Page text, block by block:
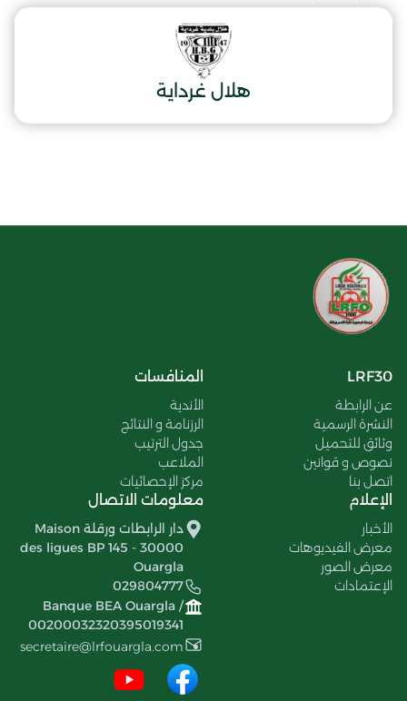
هلال غرداية
LRF30
عن الرابطة
النشرة الرسمية
وثائق للتحميل
نصوص و قوانين
اتصل بنا
المنافسات
الأندية
الرزنامة و النتائج
جدول الترتيب
الملاعب
مركز الإحصائيات
الإعلام
الأخبار
معرض الفيديوهات
معرض الصور
الإعتمادات
معلومات الاتصال
دار الرابطات ورقلة Maison
des ligues BP 145 - 30000
Ouargla
029804777
Banque BEA Ouargla /
00200032320395019341
secretaire@lrfouargla.com